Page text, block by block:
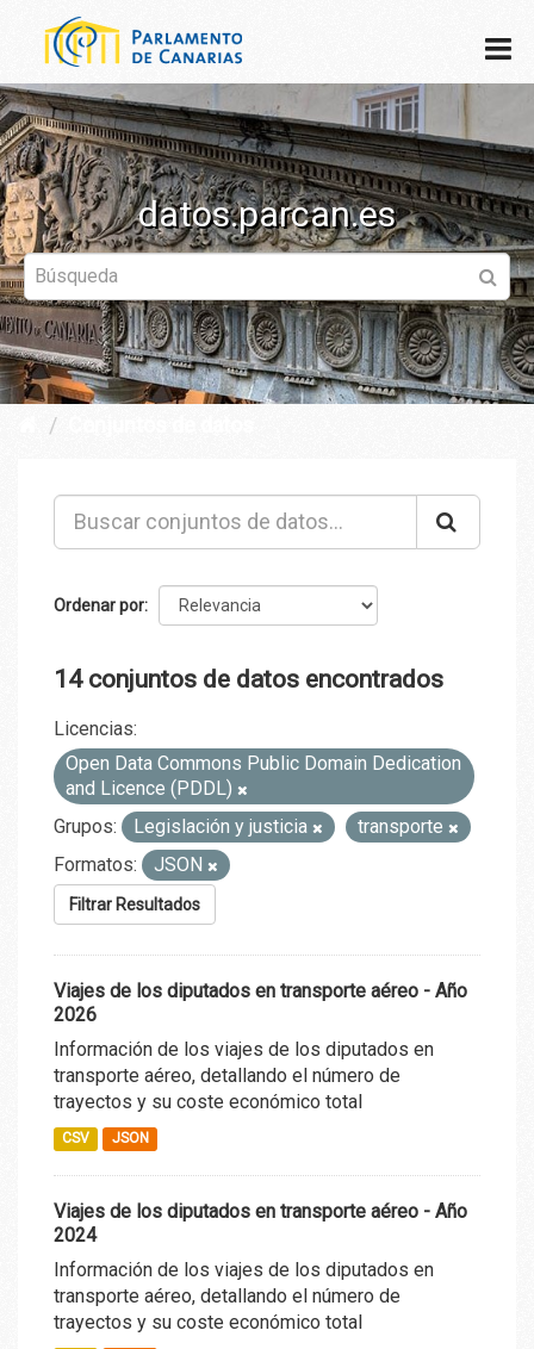
datos.parcan.es
Ordenar por
14 conjuntos de datos encontrados
Licencias:
Open Data Commons Public Domain Dedication
and Licence (PDDL)
Grupos:
Legislación y justicia
transporte
Formatos:
JSON
Filtrar Resultados
Viajes de los diputados en transporte aéreo - Año
2026
Información de los viajes de los diputados en
transporte aéreo, detallando el número de
trayectos y su coste económico total
CSV JSON
Viajes de los diputados en transporte aéreo - Año
2024
Información de los viajes de los diputados en
transporte aéreo, detallando el número de
trayectos y su coste económico total